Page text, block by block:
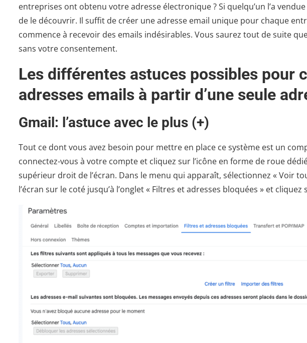
entreprises ont obtenu votre adresse électronique ? Si quelqu’un l’a
de le découvrir. Il suffit de créer une adresse email unique pour chaque
commence à recevoir des emails indésirables. Vous saurez tout de suite
sans votre consentement.
Les différentes astuces possibles pour
adresses emails à partir d’une seule
Gmail: l’astuce avec le plus (+)
Tout ce dont vous avez besoin pour mettre en place ce système est un
connectez-vous à votre compte et cliquez sur l’icône en forme de roue
supérieur droit de l’écran. Dans le menu qui apparaît, sélectionnez « Voir
l’écran sur le coté jusqu’à l’onglet « Filtres et adresses bloquées » et